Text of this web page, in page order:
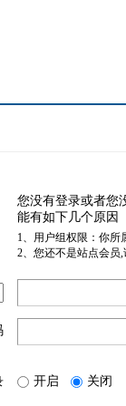
您没有登录或者您
能有如下几个原因
1、用户组权限：你所
2、您还不是站点会员
开启 关闭